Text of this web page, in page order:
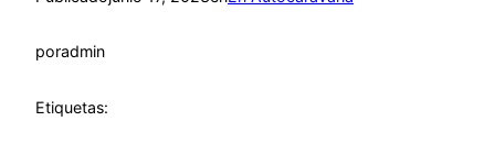
poradmin
Etiquetas: